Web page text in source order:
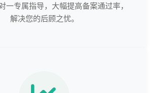
一专属指导，大幅提高备案通过率，
解决您的后顾之忧。